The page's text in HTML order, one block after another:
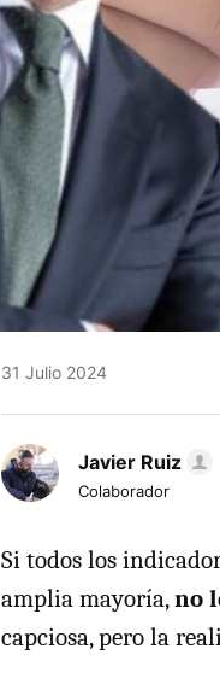
31 Julio 2024
Javier Ruiz
Colaborador
Si todos los
amplia mayoría,no
capciosa, pero la